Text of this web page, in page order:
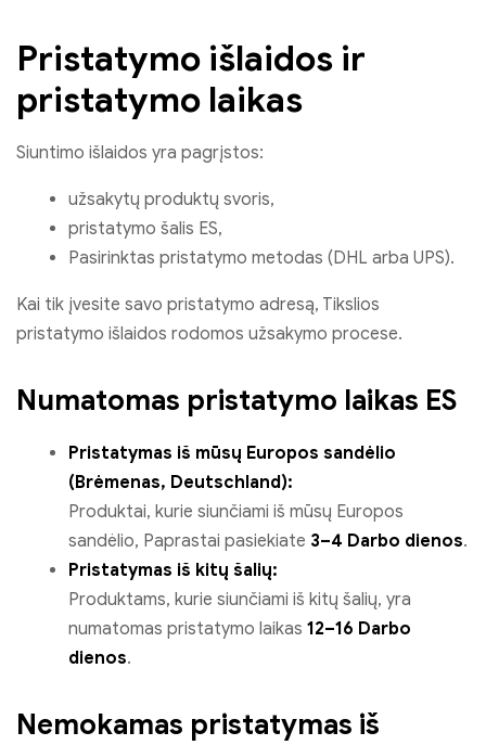
Pristatymo išlaidos ir
pristatymo laikas
Siuntimo išlaidos yra pagrįstos:
užsakytų produktų svoris,
pristatymo šalis ES,
Pasirinktas pristatymo metodas (DHL arba UPS).
Kai tik įvesite savo pristatymo adresą, Tikslios
pristatymo išlaidos rodomos užsakymo procese.
Numatomas pristatymo laikas ES
Pristatymas iš mūsų Europos sandėlio
(Brėmenas, Deutschland):
Produktai, kurie siunčiami iš mūsų Europos
sandėlio, Paprastai pasiekiate 3–4 Darbo dienos.
Pristatymas iš kitų šalių:
Produktams, kurie siunčiami iš kitų šalių, yra
numatomas pristatymo laikas 12–16 Darbo
dienos.
Nemokamas pristatymas iš